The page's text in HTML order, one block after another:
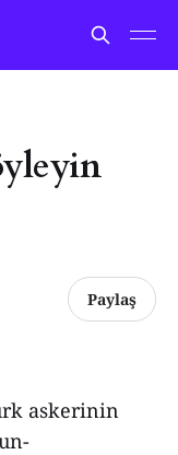
Paylaş
askerinin